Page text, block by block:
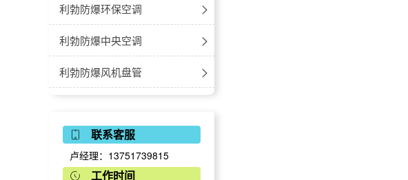
联系客服
卢经理：13751739815
工作时间
立柜式
吊顶式
利勃防爆环保空调
安装式
移动式大风量
利勃防爆中央空调
防爆多联机外机
多联机壁挂式
多联机落地式
利勃防爆风机盘管
柜式
卧式暗装
-立柜式
-风管式
利勃防爆移动空调
利勃防腐防爆空调